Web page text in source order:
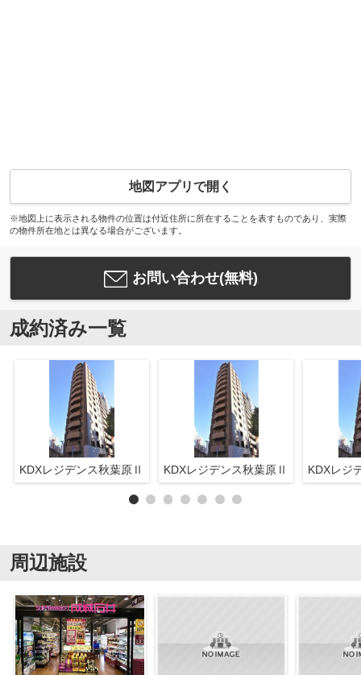
地図アプリで開く
※地図上に表示される物件の位置は付近住所に所在することを表すものであり、実際
の物件所在地とは異なる場合がございます。
お問い合わせ(無料)
成約済み一覧
KDXレジデンス秋葉原Ⅱ KDXレジデンス秋葉原Ⅱ KDXレジ
周辺施設